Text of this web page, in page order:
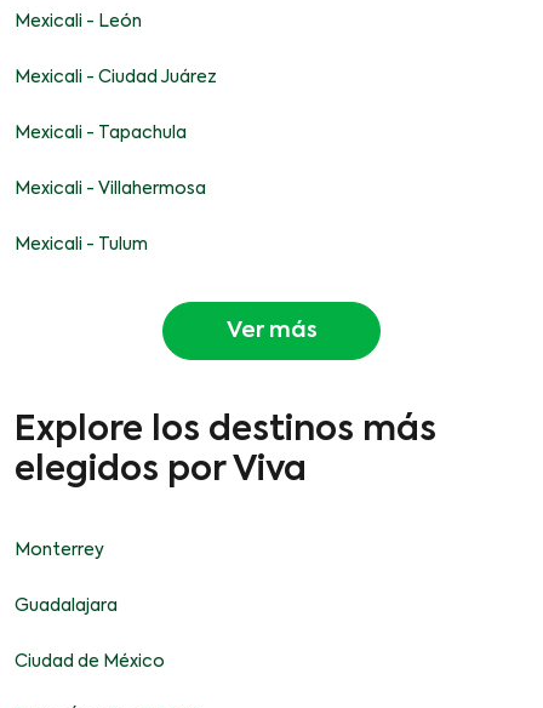
Mexicali - León
Mexicali - Ciudad Juárez
Mexicali - Tapachula
Mexicali - Villahermosa
Mexicali - Tulum
Ver más
Explore los destinos más
elegidos por Viva
Monterrey
Guadalajara
Ciudad de México